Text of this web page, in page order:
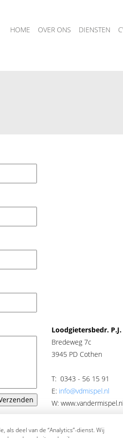
HOME OVER ONS DIENSTEN
Loodgietersbedr.
Bredeweg 7c
3945 PD Cothen
T: 0343 - 56 15 91
E: info@vdmispel.nl
W: www.vandermispel.nl
als deel van de “Analytics”-dienst. Wij